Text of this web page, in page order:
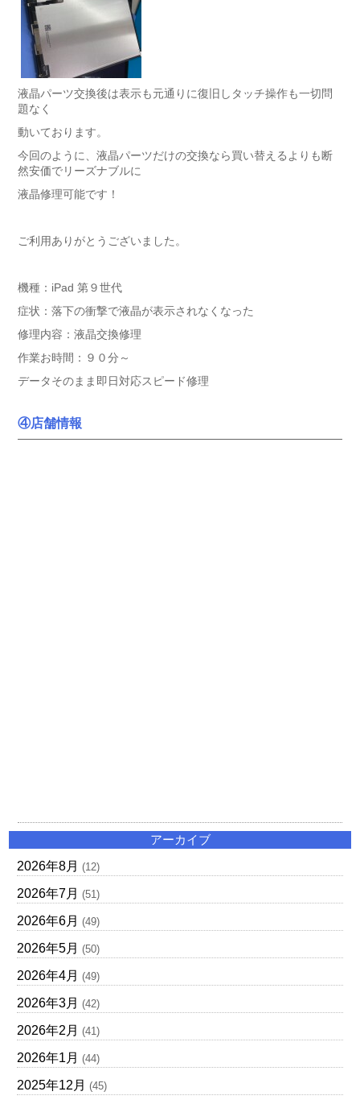
液晶パーツ交換後は表示も元通りに復旧しタッチ操作も一切問
題なく
動いております。
今回のように、液晶パーツだけの交換なら買い替えるよりも断
然安価でリーズナブルに
液晶修理可能です！
ご利用ありがとうございました。
機種：iPad 第９世代
症状：落下の衝撃で液晶が表示されなくなった
修理内容：液晶交換修理
作業お時間：９０分～
データそのまま即日対応スピード修理
④店舗情報
アーカイブ
2026年8月 (12)
2026年7月 (51)
2026年6月 (49)
2026年5月 (50)
2026年4月 (49)
2026年3月 (42)
2026年2月 (41)
2026年1月 (44)
2025年12月 (45)